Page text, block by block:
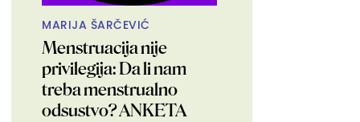
MARIJA ŠARČEVIĆ
Menstruacija nije
privilegija: Da li nam
treba menstrualno
odsustvo? ANKETA